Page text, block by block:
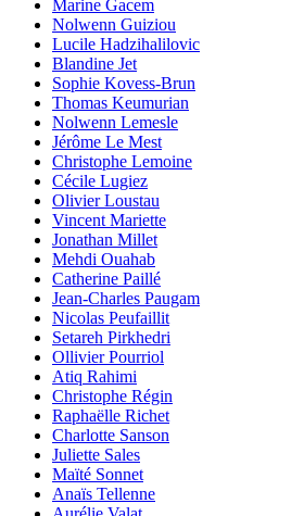
Marine Gacem
Nolwenn Guiziou
Lucile Hadzihalilovic
Blandine Jet
Sophie Kovess-Brun
Thomas Keumurian
Nolwenn Lemesle
Jérôme Le Mest
Christophe Lemoine
Cécile Lugiez
Olivier Loustau
Vincent Mariette
Jonathan Millet
Mehdi Ouahab
Catherine Paillé
Jean-Charles Paugam
Nicolas Peufaillit
Setareh Pirkhedri
Ollivier Pourriol
Atiq Rahimi
Christophe Régin
Raphaëlle Richet
Charlotte Sanson
Juliette Sales
Maïté Sonnet
Anaïs Tellenne